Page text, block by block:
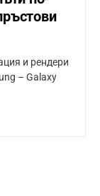
и рендери
– Galaxy